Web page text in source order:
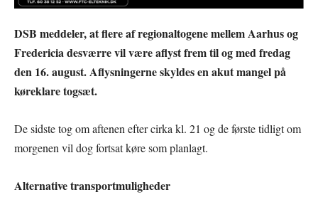
DSB meddeler, at flere af regionaltogene mellem Aarhus og
Fredericia desværre vil være aflyst frem til og med fredag
den 16. august. Aflysningerne skyldes en akut mangel på
køreklare togsæt.
De sidste tog om aftenen efter cirka kl. 21 og de første tidligt om
morgenen vil dog fortsat køre som planlagt.
Alternative transportmuligheder